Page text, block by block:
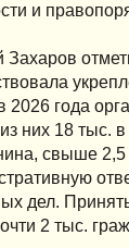
и
Захаров
2026 года
них 18 тыс.
свыше
дел.
2 тыс.